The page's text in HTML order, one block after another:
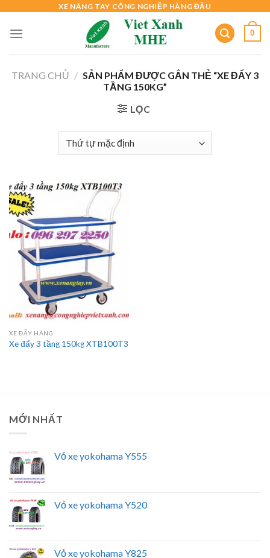
content
XE NÂNG TAY CÔNG NGHIỆP HÀNG ĐẦU
0
TRANG CHỦ / SẢN PHẨM ĐƯỢC GẮN THẺ “XE ĐẨY 3
TẦNG 150KG”
LỌC
XE ĐẨY HÀNG
Xe đẩy 3 tầng 150kg XTB100T3
MỚI NHẤT
Vỏ xe yokohama Y555
Vỏ xe yokohama Y520
Vỏ xe yokohama Y825